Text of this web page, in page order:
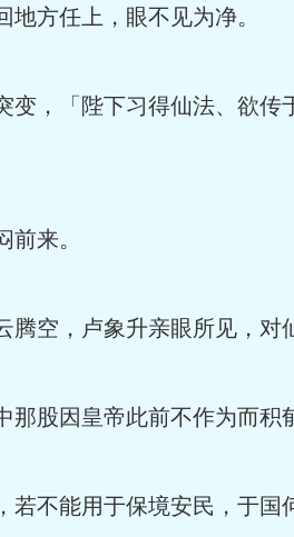
方任上，眼不见为净。
，「陛下习得仙法、欲传
来。
空，卢象升亲眼所见，对
股因皇帝此前不作为而积
不能用于保境安民，于国